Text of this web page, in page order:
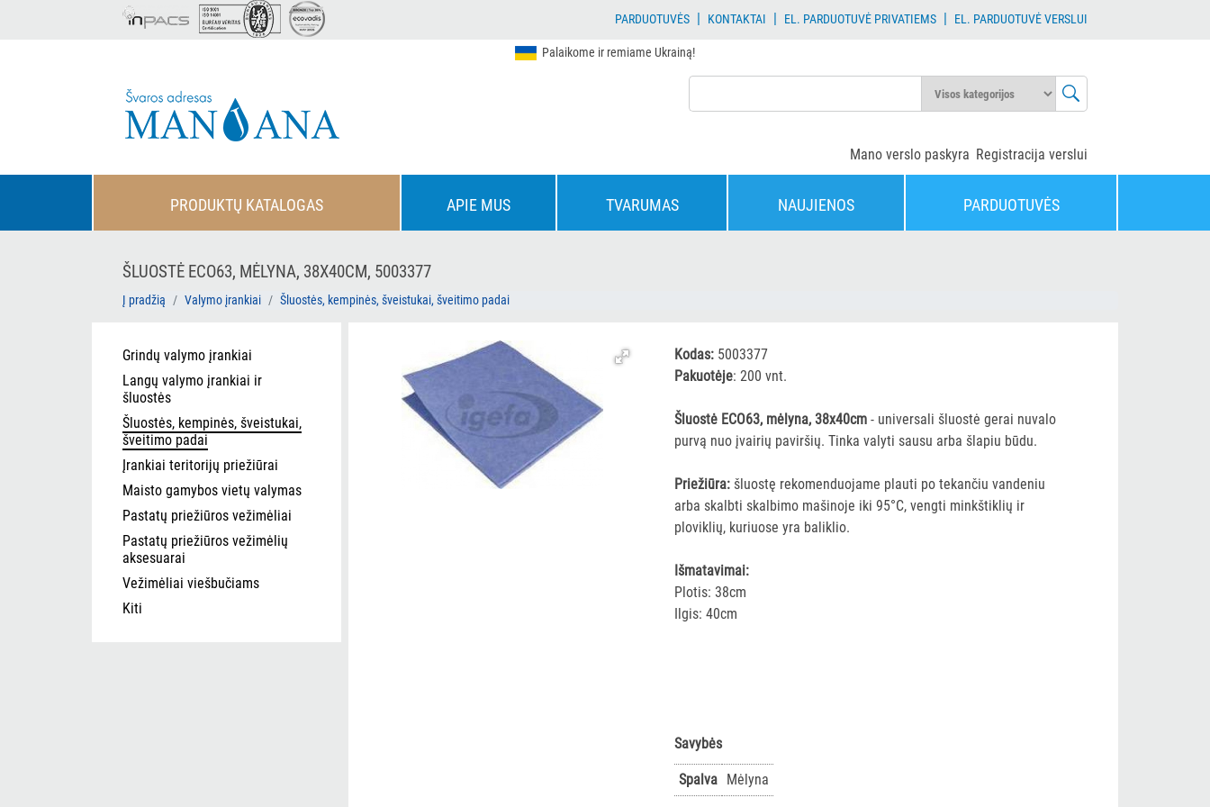
PARDUOTUVĖS| KONTAKTAI | EL. PARDUOTUVĖ PRIVATIEMS| EL. PARDUOTUVĖ VERSLUI
Palaikome ir remiame Ukrainą!
Registracija verslui
Mano verslo paskyra
PRODUKTŲ KATALOGAS APIE MUS TVARUMAS NAUJIENOS PARDUOTUVĖS
ŠLUOSTĖ ECO63, MĖLYNA, 38X40CM, 5003377
Į pradžią Valymo įrankiai Šluostės, kempinės, šveistukai, šveitimo padai
Grindų valymo įrankiai
Langų valymo įrankiai ir
šluostės
Šluostės, kempinės, šveistukai,
šveitimo padai
Įrankiai teritorijų priežiūrai
Maisto gamybos vietų valymas
Pastatų priežiūros vežimėliai
Pastatų priežiūros vežimėlių
aksesuarai
Vežimėliai viešbučiams
Kiti
Kodas: 5003377
Pakuotėje: 200 vnt.
Šluostė ECO63, mėlyna, 38x40cm - universali šluostė gerai nuvalo
purvą nuo įvairių paviršių. Tinka valyti sausu arba šlapiu būdu.
Priežiūra: šluostę rekomenduojame plauti po tekančiu vandeniu
arba skalbti skalbimo mašinoje iki 95°C, vengti minkštiklių ir
ploviklių, kuriuose yra baliklio.
Išmatavimai:
Plotis: 38cm
Ilgis: 40cm
Savybės
Spalva Mėlyna